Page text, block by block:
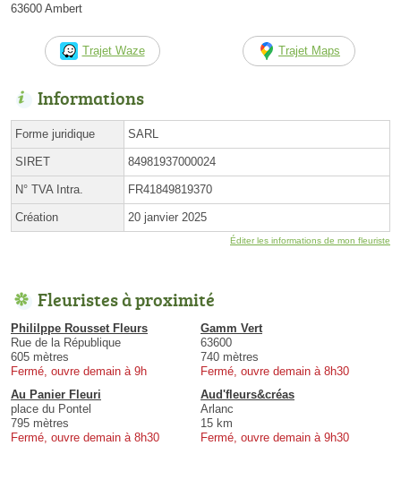
63600 Ambert
Trajet Waze Trajet Maps
Informations
Forme juridique SARL
SIRET 84981937000024
N° TVA Intra. FR41849819370
Création 20 janvier 2025
Éditer les informations de mon fleuriste
Fleuristes à proximité
Phililppe Rousset Fleurs
Rue de la République
605 mètres
Fermé, ouvre demain à 9h
Gamm Vert
63600
740 mètres
Fermé, ouvre demain à 8h30
Au Panier Fleuri
place du Pontel
795 mètres
Fermé, ouvre demain à 8h30
Aud'fleurs&créas
Arlanc
15 km
Fermé, ouvre demain à 9h30